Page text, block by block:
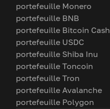
portefeuille Monero
portefeuille BNB
portefeuille Bitcoin Cash
portefeuille USDC
portefeuille Shiba Inu
portefeuille Toncoin
portefeuille Tron
portefeuille Avalanche
portefeuille Polygon